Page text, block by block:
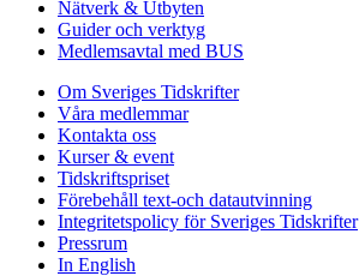
Nätverk & Utbyten
Guider och verktyg
Medlemsavtal med BUS
Om Sveriges Tidskrifter
Våra medlemmar
Kontakta oss
Kurser & event
Tidskriftspriset
Förebehåll text-och datautvinning
Integritetspolicy för Sveriges Tidskrifter
Pressrum
In English